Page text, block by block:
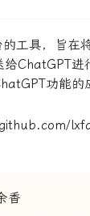
工具，旨在
ChatGPT
功能的
香